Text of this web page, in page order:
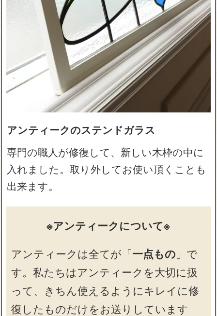
アンティークのステンドガラス
専門の職人が修復して、新しい木枠の中に
入れました。取り外してお使い頂くことも
出来ます。
※アンティークについて※
アンティークは全てが「一点もの 」で
す。私たちはアンティークを大切に扱
って、きちん使えるようにキレイに修
復したものだけをお送りしています